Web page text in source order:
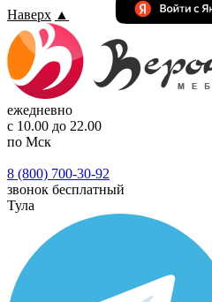
Наверх ▲
ежедневно
с 10.00 до 22.00
по Мск
8 (800) 700-30-92
звонок бесплатный
Тула